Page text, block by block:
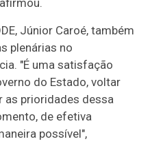
Júnior Caroé, também
plenárias no
"É uma satisfação
do Estado, voltar
as prioridades dessa
de efetiva
possível",